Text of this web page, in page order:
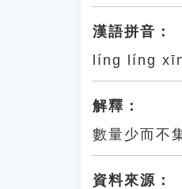
漢語拼音：
líng líng
解釋：
數量少而不
資料來源：